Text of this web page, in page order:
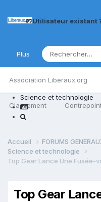
Utilisateur existant
Plus
Association Liberaux.org
Classement
Science et technologie
Accueil
FORUMS
Science et technologie
Top Gear Lance Une Fusée-
Top Gear